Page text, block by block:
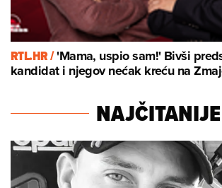
RTL.HR /'Mama, uspio sam!' Bivši
kandidat i njegov nećak kreću na
NAJČITANIJE